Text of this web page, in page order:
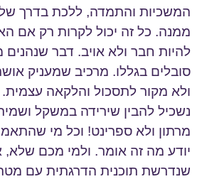
המשכיות והתמדה, ללכת בדרך
ממנה. כל זה יכול לקרות רק אם
להיות חבר ולא אויב. דבר שנהנים
סובלים בגללו. מרכיב שמעניק
ולא מקור לתסכול והלקאה עצמית.
נשכיל להבין שירידה במשקל
מרתון ולא ספרינט! וכל מי
יודע מה זה אומר. ולמי מכם שלא,
שנדרשת תוכנית הדרגתית עם